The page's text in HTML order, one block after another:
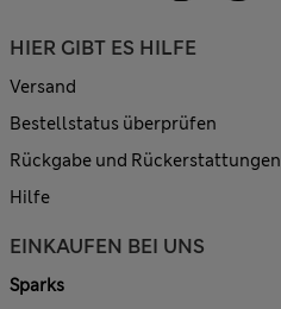
HIER GIBT ES HILFE
Versand
Bestellstatus überprüfen
Rückgabe und Rückerstattungen
Hilfe
EINKAUFEN BEI UNS
Sparks